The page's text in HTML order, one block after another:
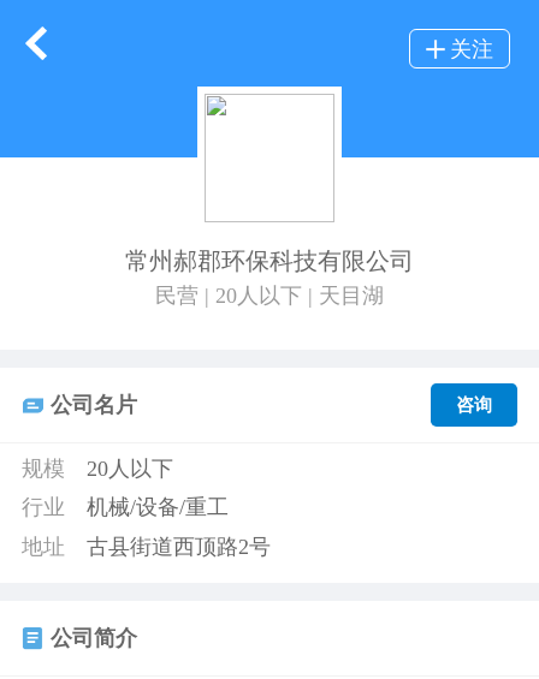
关注
常州郝郡环保科技有限公司
民营 | 20人以下 | 天目湖
公司名片 咨询
规模
20人以下
行业
机械/设备/重工
地址
古县街道西顶路2号
公司简介